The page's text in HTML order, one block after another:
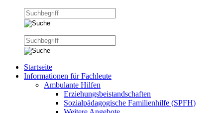
Startseite
Informationen für Fachleute
Ambulante Hilfen
Erziehungsbeistandschaften
Sozialpädagogische Familienhilfe (SPFH)